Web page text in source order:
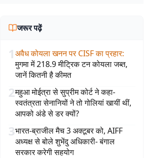
जरूर पढ़ें
1अवैध कोयला खनन पर CISF का प्रहार:
मुगमा में 218.9 मीट्रिक टन कोयला जब्त,
जानें कितनी है कीमत
2महुआ मोईत्रा से सुप्रीम कोर्ट ने कहा-
स्वतंत्रता सेनानियों ने तो गोलियां खायीं थीं,
आपको अंडे से डर क्यों?
3भारत-ब्राजील मैच 3 अक्टूबर को, AIFF
अध्यक्ष से बोले शुभेंदु अधिकारी- बंगाल
सरकार करेगी सहयोग